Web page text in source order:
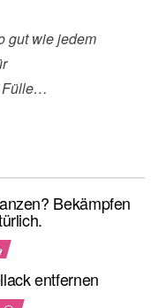
gut wie jedem
Fülle…
Bekämpfen
entfernen